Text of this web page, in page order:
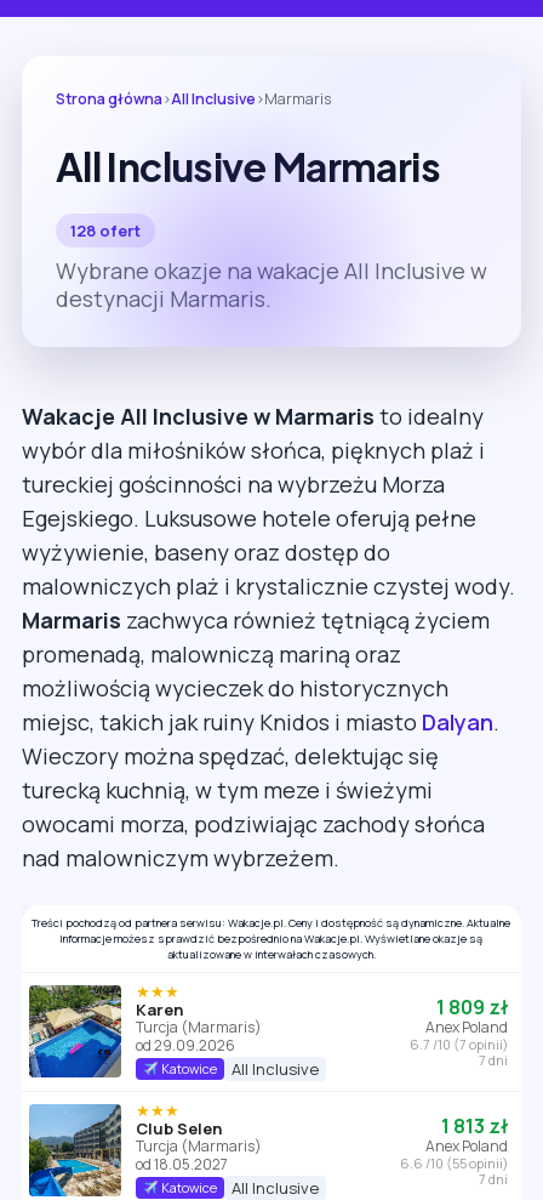
Strona główna›All Inclusive›Marmaris
All Inclusive Marmaris
128 ofert
Wybrane okazje na wakacje All Inclusive w
destynacji Marmaris.
Wakacje All Inclusive w Marmaris to idealny
wybór dla miłośników słońca, pięknych plaż i
tureckiej gościnności na wybrzeżu Morza
Egejskiego. Luksusowe hotele oferują pełne
wyżywienie, baseny oraz dostęp do
malowniczych plaż i krystalicznie czystej wody.
Marmaris zachwyca również tętniącą życiem
promenadą, malowniczą mariną oraz
możliwością wycieczek do historycznych
miejsc, takich jak ruiny Knidos i miasto Dalyan.
Wieczory można spędzać, delektując się
turecką kuchnią, w tym meze i świeżymi
owocami morza, podziwiając zachody słońca
nad malowniczym wybrzeżem.
Treści pochodzą od partnera serwisu: Wakacje.pl. Ceny i dostępność są dynamiczne. Aktualne
informacje możesz sprawdzić bezpośrednio na Wakacje.pl. Wyświetlane okazje są
aktualizowane w interwałach czasowych.
★★★
Karen
Turcja (Marmaris)
od 29.09.2026
Katowice All Inclusive
1 809 zł
Anex Poland
6.7 /10 (7 opinii)
7 dni
★★★
Club Selen
Turcja (Marmaris)
od 18.05.2027
Katowice All Inclusive
1 813 zł
Anex Poland
6.6 /10 (55 opinii)
7 dni